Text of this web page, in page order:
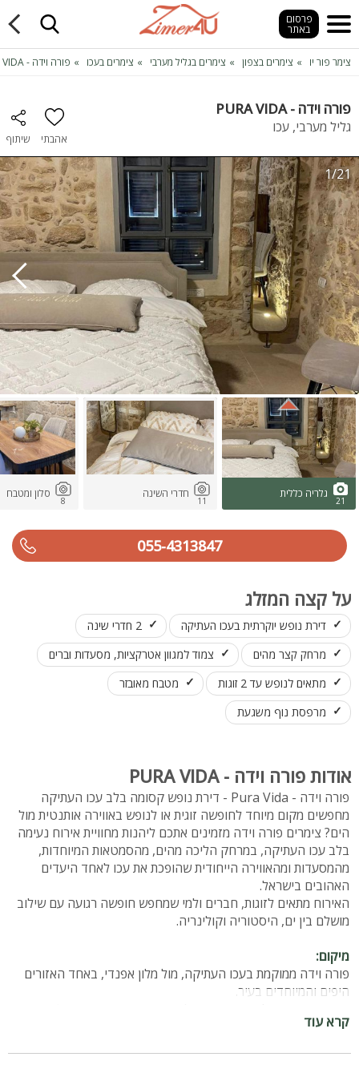
פרסום
באתר
צימר פור יו צימרים בצפון צימרים בגליל מערבי צימרים בעכו פורה וידה - PURA VIDA
פורה וידה - PURA VIDA
גליל מערבי, עכו
אהבתי שיתוף
1/21
21
גלריה כללית
11
חדרי השינה
8
סלון ומטבח
055-4313847
על קצה המזלג
דירת נופש יוקרתית בעכו העתיקה
2 חדרי שינה
מרחק קצר מהים
צמוד למגוון אטרקציות, מסעדות וברים
מתאים לנופש עד 2 זוגות
מטבח מאובזר
מרפסת נוף משגעת
אודות פורה וידה - PURA VIDA
פורה וידה - Pura Vida - דירת נופש קסומה בלב עכו העתיקה
מחפשים מקום מיוחד לחופשה זוגית או לנופש באווירה אותנטית מול
הים? צימרים פורה וידה מזמינים אתכם ליהנות מחוויית אירוח נעימה
בלב עכו העתיקה, במרחק הליכה מהים, מהסמטאות המיוחדות,
מהמסעדות ומהאווירה הייחודית שהופכת את עכו לאחד היעדים
האהובים בישראל.
האירוח מתאים לזוגות, חברים ולמי שמחפש חופשה רגועה עם שילוב
מושלם בין ים, היסטוריה וקולינריה.
מיקום:
פורה וידה ממוקמת בעכו העתיקה, מול מלון אפנדי, באחד האזורים
היפים והמיוחדים בעיר.
העיר, הנמל העתיק, המסעדות, בתי הקפה, השווקים וחופי הים של
קרא עוד